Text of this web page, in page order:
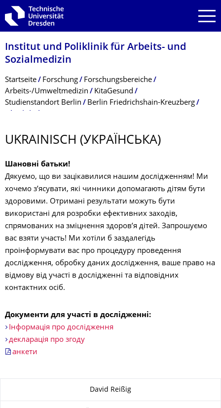
Zur Hauptnavigation springen
Zur Suche springen
Zum Inhalt springen
Institut und Poliklinik für Arbeits- und
Sozialmedizin
Breadcrumb-Menü
Startseite Forschung
Forschungsbereiche
Arbeits-/Umweltmedizin
KitaGesund
Studienstandort Berlin
Berlin Friedrichshain-Kreuzberg
UKRAINISCH (УКРАЇНСЬКА)
Шановні батьки!
Дякуємо, що ви зацікавилися нашим дослідженням! Ми
хочемо з’ясувати, які чинники допомагають дітям бути
здоровими. Отримані результати можуть бути
використані для розробки ефективних заходів,
спрямованих на зміцнення здоров’я дітей. Запрошуємо
вас взяти участь! Ми хотіли б заздалегідь
проінформувати вас про процедуру проведення
дослідження, обробку даних дослідження, ваше право на
відмову від участі в дослідженні та відповідних
контактних осіб.
Документи для участі в дослідженні:
Інформація про дослідження
декларація про згоду
анкети
David Reißig